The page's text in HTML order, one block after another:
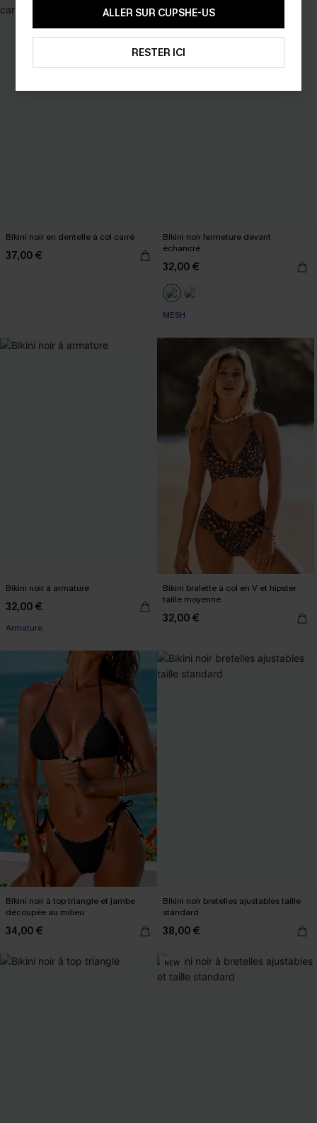
Bikini noir en dentelle à col carré
37,00 €
Bikini noir fermeture devant
échancré
32,00 €
MESH
Bikini noir à armature
32,00 €
Armature
Bikini bralette à col en V et hipster
taille moyenne
32,00 €
Bikini noir à top triangle et jambe
découpée au milieu
34,00 €
Bikini noir bretelles ajustables taille
standard
38,00 €
NEW
ALLER SUR CUPSHE-US
RESTER ICI